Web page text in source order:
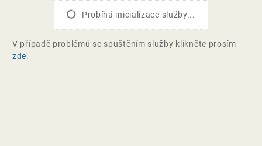
Probíhá inicializace služby...
V případě problémů se spuštěním služby klikněte prosím
zde.